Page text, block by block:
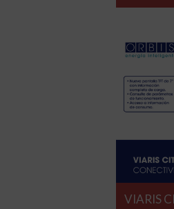
VIARIS